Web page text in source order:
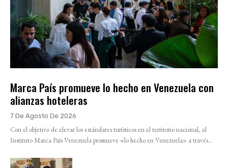
Marca País promueve lo hecho en Venezuela con
alianzas hoteleras
7 De Agosto De 2026
Con el objetivo de elevar los estándares turísticos en el territorio nacional, el
Instituto Marca País Venezuela promueve «lo hecho en Venezuela» a través...